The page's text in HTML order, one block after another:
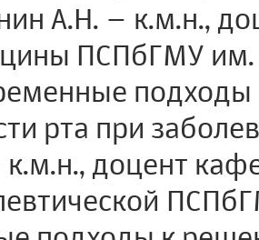
А.Н. – к.м.н.,
ПСПбГМУ им.
подходы
рта при
к.м.н., доцент